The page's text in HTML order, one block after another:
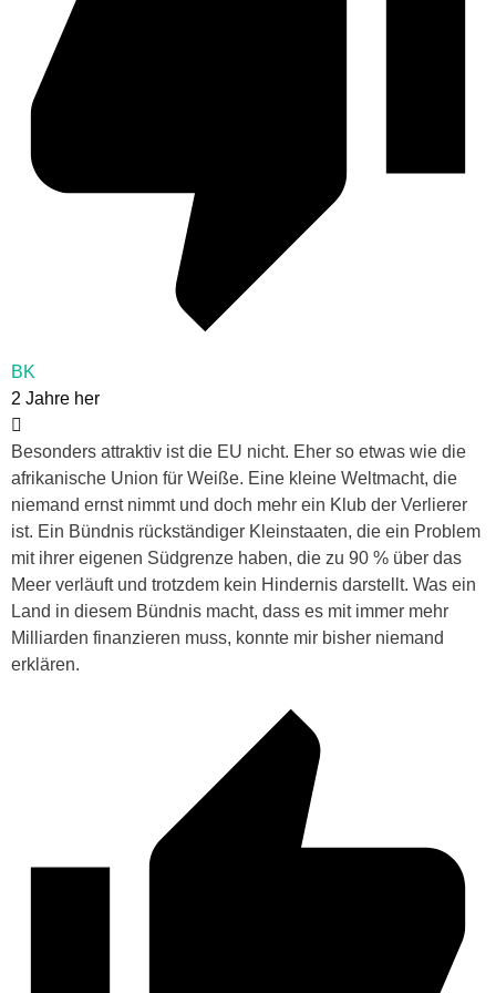
BK
2 Jahre her
Besonders attraktiv ist die EU nicht. Eher so etwas wie die
afrikanische Union für Weiße. Eine kleine Weltmacht, die
niemand ernst nimmt und doch mehr ein Klub der Verlierer
ist. Ein Bündnis rückständiger Kleinstaaten, die ein Problem
mit ihrer eigenen Südgrenze haben, die zu 90 % über das
Meer verläuft und trotzdem kein Hindernis darstellt. Was ein
Land in diesem Bündnis macht, dass es mit immer mehr
Milliarden finanzieren muss, konnte mir bisher niemand
erklären.